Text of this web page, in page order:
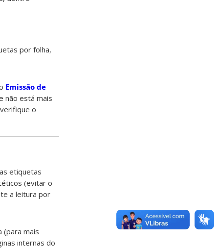
por folha,
Emissão de
não está mais
o
etiquetas
(evitar o
a leitura por
(para mais
internas do